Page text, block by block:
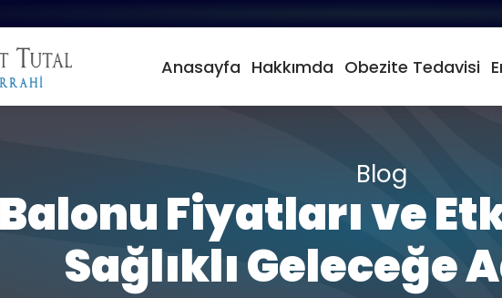
Anasayfa Hakkımda Obezite Tedavisi
Blog
Fiyatları ve
Sağlıklı Geleceğe